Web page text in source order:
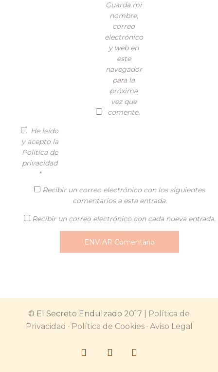
Guarda mi
nombre,
correo
electrónico
y web en
este
navegador
para la
próxima
vez que
comente.
He leído
y acepto la
Política de
privacidad
*
Recibir un correo electrónico con los siguientes
comentarios a esta entrada.
Recibir un correo electrónico con cada nueva entrada.
© El Secreto Endulzado 2017 |
Política de
Privacidad · Política de Cookies· Aviso Legal